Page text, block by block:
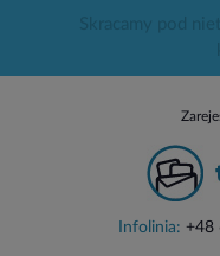
Infolinia: +48